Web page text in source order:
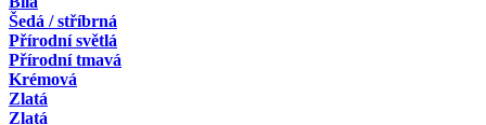
Šedá / stříbrná
Přírodní světlá
Přírodní tmavá
Krémová
Zlatá
Zlatá